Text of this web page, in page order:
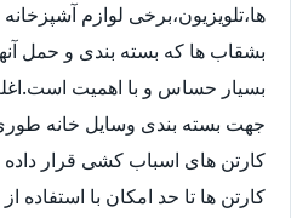
ها،تلویزیون،برخی لوازم
بشقاب ها که بسته بندی و حمل
بسیار حساس و با اهمیت
جهت بسته بندی وسایل خانه
کارتن های اسباب کشی قرار
کارتن ها تا حد امکان با استفاده